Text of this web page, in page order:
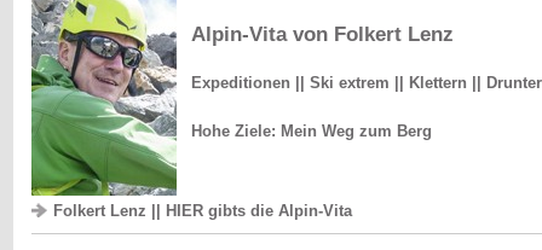
Alpin-Vita von Folkert Lenz
Expeditionen || Ski extrem || Klettern ||
Hohe Ziele: Mein Weg zum Berg
Folkert Lenz || HIER gibts die Alpin-Vita